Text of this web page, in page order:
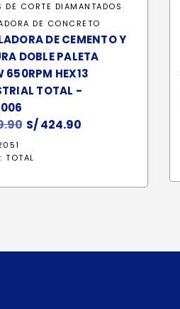
DE CORTE DIAMANTADOS
DE CONCRETO
DE CEMENTO Y
DOBLE PALETA
650RPM HEX13
TOTAL -
El
original
S/ 499.90.
S/424.90
S/ 424.90.
TOTAL